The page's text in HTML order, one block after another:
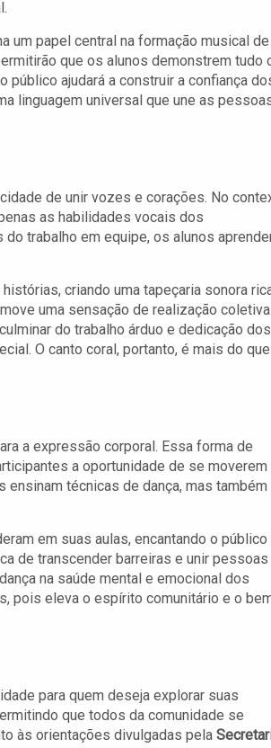
um papel central na formação musical de
que os alunos demonstrem tudo
público ajudará a construir a confiança
linguagem universal que une as
de unir vozes e corações. No
as habilidades vocais dos
trabalho em equipe, os alunos
criando uma tapeçaria sonora
uma sensação de realização
do trabalho árduo e dedicação dos
O canto coral, portanto, é mais do que
a expressão corporal. Essa forma de
a oportunidade de se moverem
ensinam técnicas de dança, mas também
em suas aulas, encantando o público
de transcender barreiras e unir
na saúde mental e emocional dos
pois eleva o espírito comunitário e o
para quem deseja explorar suas
que todos da comunidade se
às orientações divulgadas pela